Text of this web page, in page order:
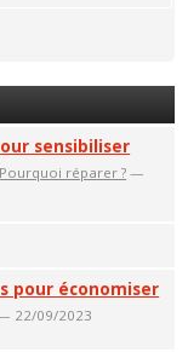
sensibiliser
Pourquoi réparer ? —
pour économiser
22/09/2023